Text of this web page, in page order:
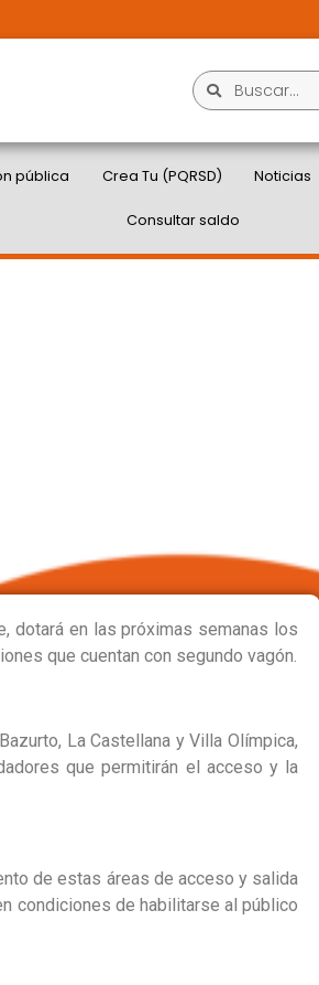
pública Crea Tu (PQRSD) Noticias
Consultar saldo
dotará en las próximas semanas los
que cuentan con segundo vagón.
La Castellana y Villa Olímpica,
que permitirán el acceso y la
de estas áreas de acceso y salida
condiciones de habilitarse al público